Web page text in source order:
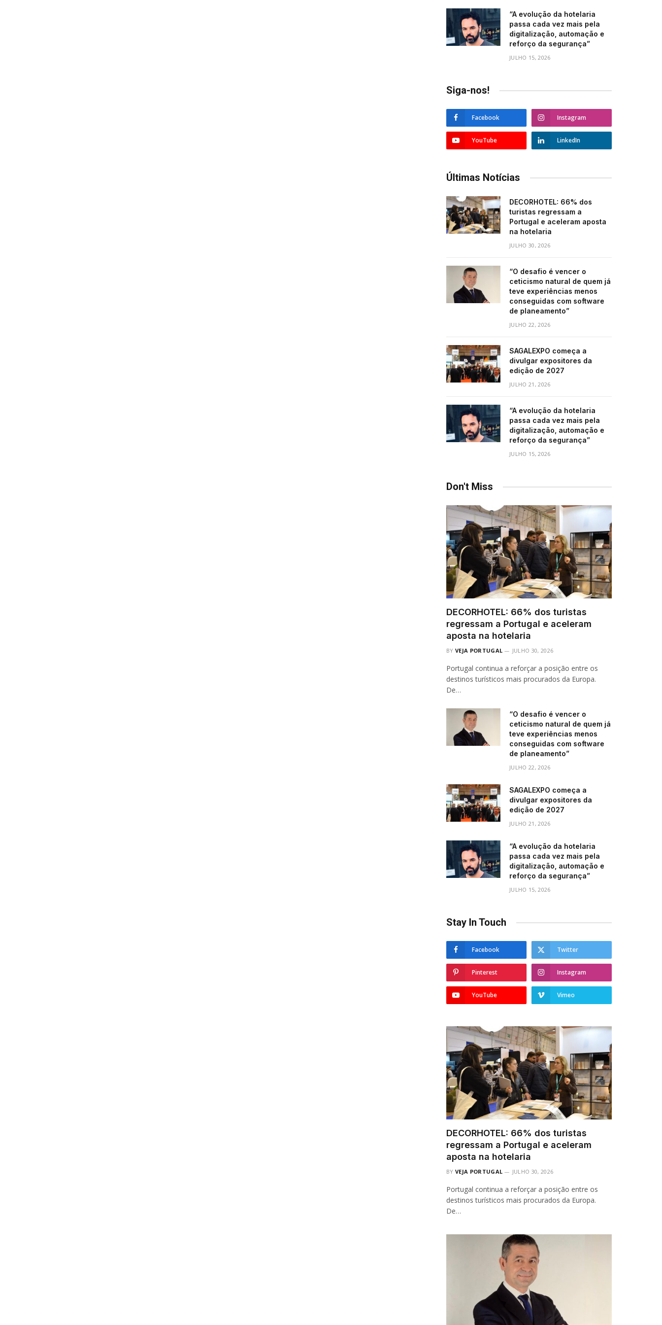
“A evolução da hotelaria
passa cada vez mais pela
digitalização, automação e
reforço da segurança”
JULHO 15, 2026
Siga-nos!
Facebook Instagram
YouTube LinkedIn
Últimas Notícias
DECORHOTEL: 66% dos
turistas regressam a
Portugal e aceleram aposta
na hotelaria
JULHO 30, 2026
“O desafio é vencer o
ceticismo natural de quem já
teve experiências menos
conseguidas com software
de planeamento”
JULHO 22, 2026
SAGALEXPO começa a
divulgar expositores da
edição de 2027
JULHO 21, 2026
“A evolução da hotelaria
passa cada vez mais pela
digitalização, automação e
reforço da segurança”
JULHO 15, 2026
Don't Miss
DECORHOTEL: 66% dos turistas
regressam a Portugal e aceleram
aposta na hotelaria
BY VEJA PORTUGAL JULHO 30, 2026
Portugal continua a reforçar a posição entre os
destinos turísticos mais procurados da Europa.
De…
“O desafio é vencer o
ceticismo natural de quem já
teve experiências menos
conseguidas com software
de planeamento”
JULHO 22, 2026
SAGALEXPO começa a
divulgar expositores da
edição de 2027
JULHO 21, 2026
“A evolução da hotelaria
passa cada vez mais pela
digitalização, automação e
reforço da segurança”
JULHO 15, 2026
Stay In Touch
Facebook Twitter
Pinterest Instagram
YouTube Vimeo
DECORHOTEL: 66% dos turistas
regressam a Portugal e aceleram
aposta na hotelaria
BY VEJA PORTUGAL JULHO 30, 2026
Portugal continua a reforçar a posição entre os
destinos turísticos mais procurados da Europa.
De…